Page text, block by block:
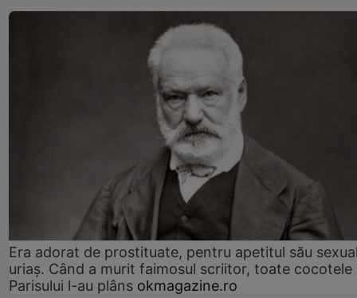
Era adorat de prostituate, pentru apetitul său
uriaș. Când a murit faimosul scriitor, toate cocotele
Parisului l-au plâns okmagazine.ro